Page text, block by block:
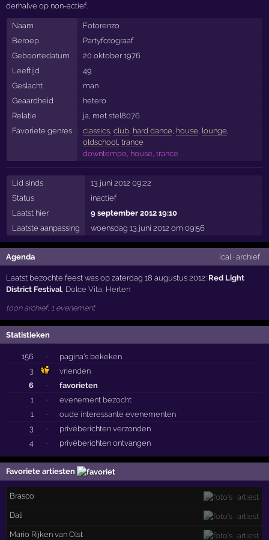
derhalve op non-actief.
Naam
Fotorenzo
Beroep
Partyfotograaf
Geboortedatum
20 oktober 1976
Leeftijd
49
Geslacht
man
Geaardheid
hetero
Relatie
ja, met stel8076
Favoriete genres
classics, club, hard dance, house, lounge,
oldschool, trance
downtempo, house, trance
Lid sinds
13 juni 2012 09:22
Status
inactief
Laatst hier
9 september 2012 19:10
Laatste aanpassing
woensdag 13 juni 2012 om 09:56
Agenda ical· archief
Laatst bezochte feest was op zaterdag 18 augustus 2012: Red Light
District Festival Dolce Vita Herten
toon archief, 1 evenement
Statistieken
156 ·
pagina's bekeken
3
vrienden
6
·
favorieten
1
·
evenement bezocht
1
·
oude interessante evenementen
3
·
privéberichten verzonden
4
· privéberichten ontvangen
Favoriete artiesten
Brasco
Dali
Mario Rijken van Olst